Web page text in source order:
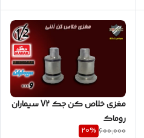
مغزی خلاص کن جک V2 سیماران
روماک
600,000
20%